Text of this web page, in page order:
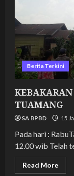
Berita Terkini
TUAMANG
SA BPBD 15
Pada hari :
12.00 wib Telah
Read MoreRead
more